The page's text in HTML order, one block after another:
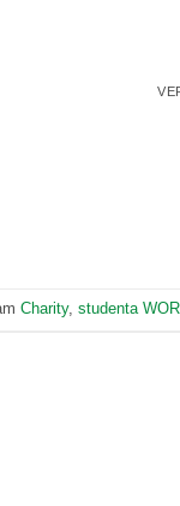
Charity, studenta